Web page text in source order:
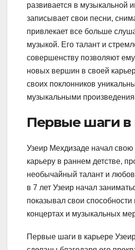
развивается в музыкальной
записывает свои песни,
привлекает все больше
музыкой. Его талант и
совершенству позволяют ему
новых вершин в своей
своих поклонников
музыкальными
Первые шаги в
Узеир Мехдизаде начал
карьеру в раннем детстве,
необычайный талант и
в 7 лет Узеир начал
показывал свои
концертах и музыкальных
Первые шаги в карьере